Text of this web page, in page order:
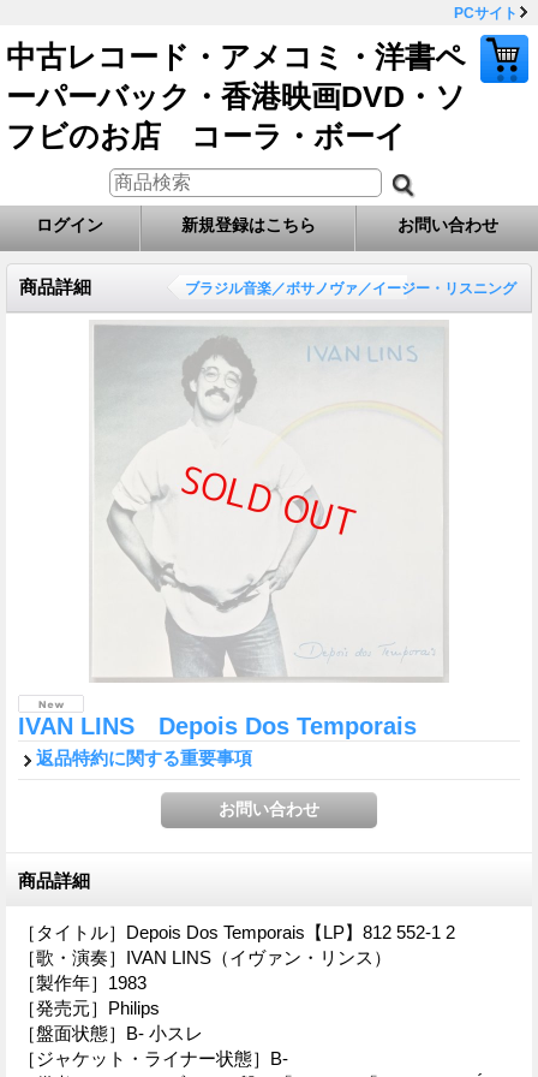
PCサイト
中古レコード・アメコミ・洋書ペ
ーパーバック・香港映画DVD・ソ
フビのお店 コーラ・ボーイ
ログイン 新規登録はこちら お問い合わせ
商品詳細 ブラジル音楽／ボサノヴァ／イージー・リスニング
IVAN LINS Depois Dos Temporais
返品特約に関する重要事項
商品詳細
［タイトル］Depois Dos Temporais【LP】812 552-1 2
［歌・演奏］IVAN LINS（イヴァン・リンス）
［製作年］1983
［発売元］Philips
［盤面状態］B- 小スレ
［ジャケット・ライナー状態］B-